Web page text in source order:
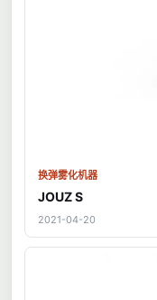
换弹雾化机器
JOUZ S
2021-04-20